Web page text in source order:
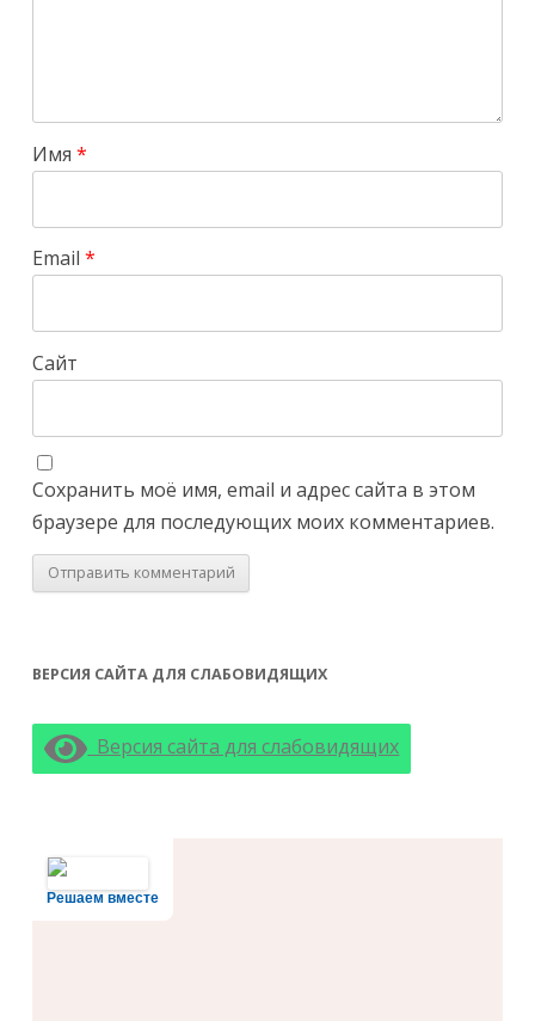
Имя*
Email*
Сайт
Сохранить моё имя, email и адрес сайта в этом
браузере для последующих моих комментариев.
ВЕРСИЯ САЙТА ДЛЯ СЛАБОВИДЯЩИХ
Версия сайта для слабовидящих
Решаем вместе